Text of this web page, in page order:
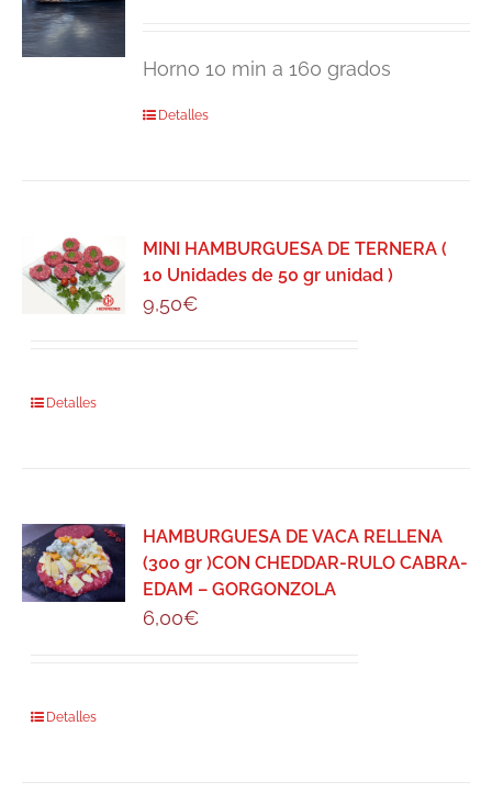
Horno 10 min a 160 grados
Detalles
MINI HAMBURGUESA DE TERNERA (
10 Unidades de 50 gr unidad )
9,50€
Detalles
HAMBURGUESA DE VACA RELLENA
(300 gr )CON CHEDDAR-RULO CABRA-
EDAM – GORGONZOLA
6,00€
Detalles